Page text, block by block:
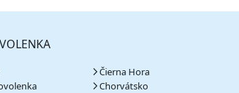
Čierna Hora
Chorvátsko